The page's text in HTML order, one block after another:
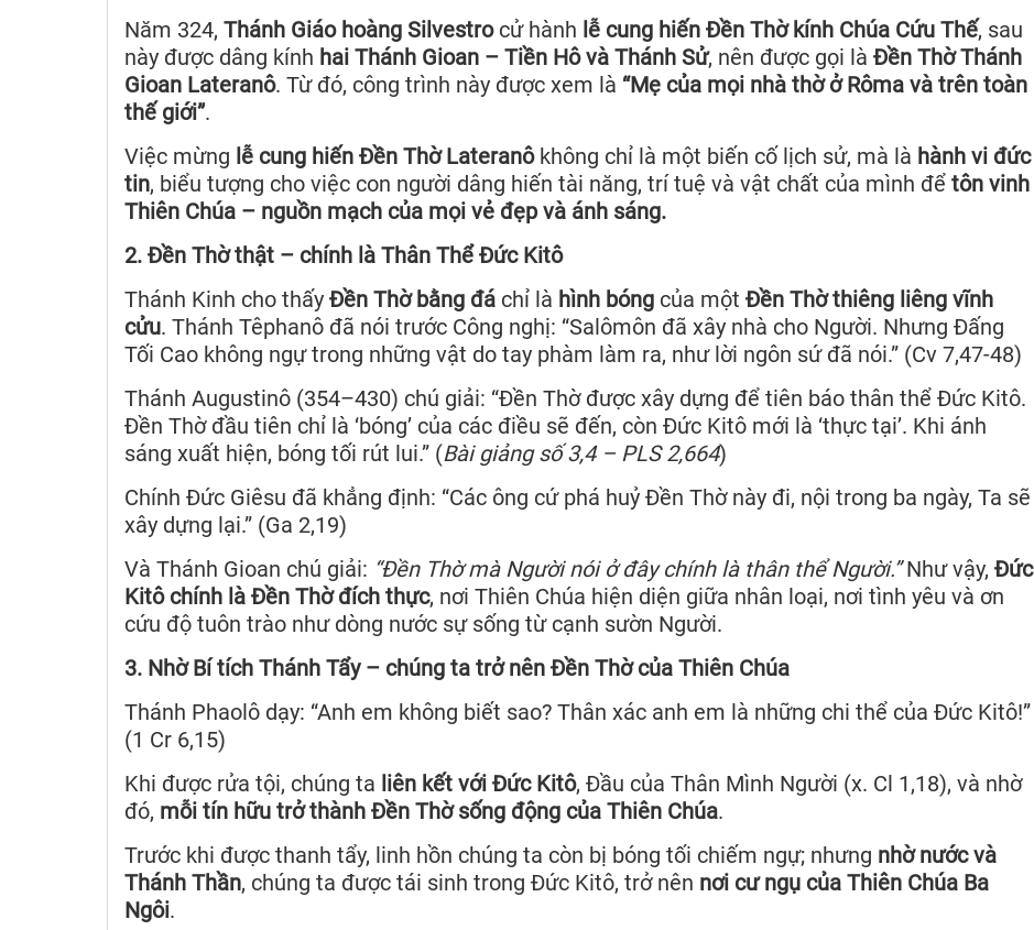
Năm 324, Thánh Giáo hoàng Silvestrocử hành lễ cung hiến Đền Thờ kính Chúa Cứu Thế, sau
này được dâng kính hai Thánh Gioan – Tiền Hô và Thánh Sử, nên được gọi là Đền Thờ Thánh
Gioan Lateranô. Từ đó, công trình này được xem là “Mẹ của mọi nhà thờ ở Rôma và trên toàn
thế giới”.
Việc mừng lễ cung hiến Đền Thờ Lateranôkhông chỉ là một biến cố lịch sử, mà là hành vi đức
tin, biểu tượng cho việc con người dâng hiến tài năng, trí tuệ và vật chất của mình để tôn vinh
Thiên Chúa – nguồn mạch của mọi vẻ đẹp và ánh sáng.
2. Đền Thờ thật – chính là Thân Thể Đức Kitô
Thánh Kinh cho thấy Đền Thờ bằng đá chỉ là hình bóng của một Đền Thờ thiêng liêng vĩnh
cửu. Thánh Têphanô đã nói trước Công nghị: “Salômôn đã xây nhà cho Người. Nhưng Đấng
Tối Cao không ngự trong những vật do tay phàm làm ra, như lời ngôn sứ đã nói.” (Cv 7,47-48)
Thánh Augustinô (354–430) chú giải: “Đền Thờ được xây dựng để tiên báo thân thể Đức Kitô.
Đền Thờ đầu tiên chỉ là ‘bóng’ của các điều sẽ đến, còn Đức Kitô mới là ‘thực tại’. Khi ánh
sáng xuất hiện, bóng tối rút lui.” (Bài giảng số 3,4 – PLS 2,664)
Chính Đức Giêsu đã khẳng định: “Các ông cứ phá huỷ Đền Thờ này đi, nội trong ba ngày, Ta sẽ
xây dựng lại.” (Ga 2,19)
Và Thánh Gioan chú giải: “Đền Thờ mà Người nói ở đây chính là thân thể Người.”Như vậy, Đức
Kitô chính là Đền Thờ đích thực, nơi Thiên Chúa hiện diện giữa nhân loại, nơi tình yêu và ơn
cứu độ tuôn trào như dòng nước sự sống từ cạnh sườn Người.
3. Nhờ Bí tích Thánh Tẩy – chúng ta trở nên Đền Thờ của Thiên Chúa
Thánh Phaolô dạy: “Anh em không biết sao? Thân xác anh em là những chi thể của Đức Kitô!”
(1 Cr 6,15)
Khi được rửa tội, chúng ta liên kết với Đức Kitô, Đầu của Thân Mình Người (x. Cl 1,18), và nhờ
đó, mỗi tín hữu trở thành Đền Thờ sống động của Thiên Chúa.
Trước khi được thanh tẩy, linh hồn chúng ta còn bị bóng tối chiếm ngự; nhưng nhờ nước và
Thánh Thần, chúng ta được tái sinh trong Đức Kitô, trở nên nơi cư ngụ của Thiên Chúa Ba
Ngôi.